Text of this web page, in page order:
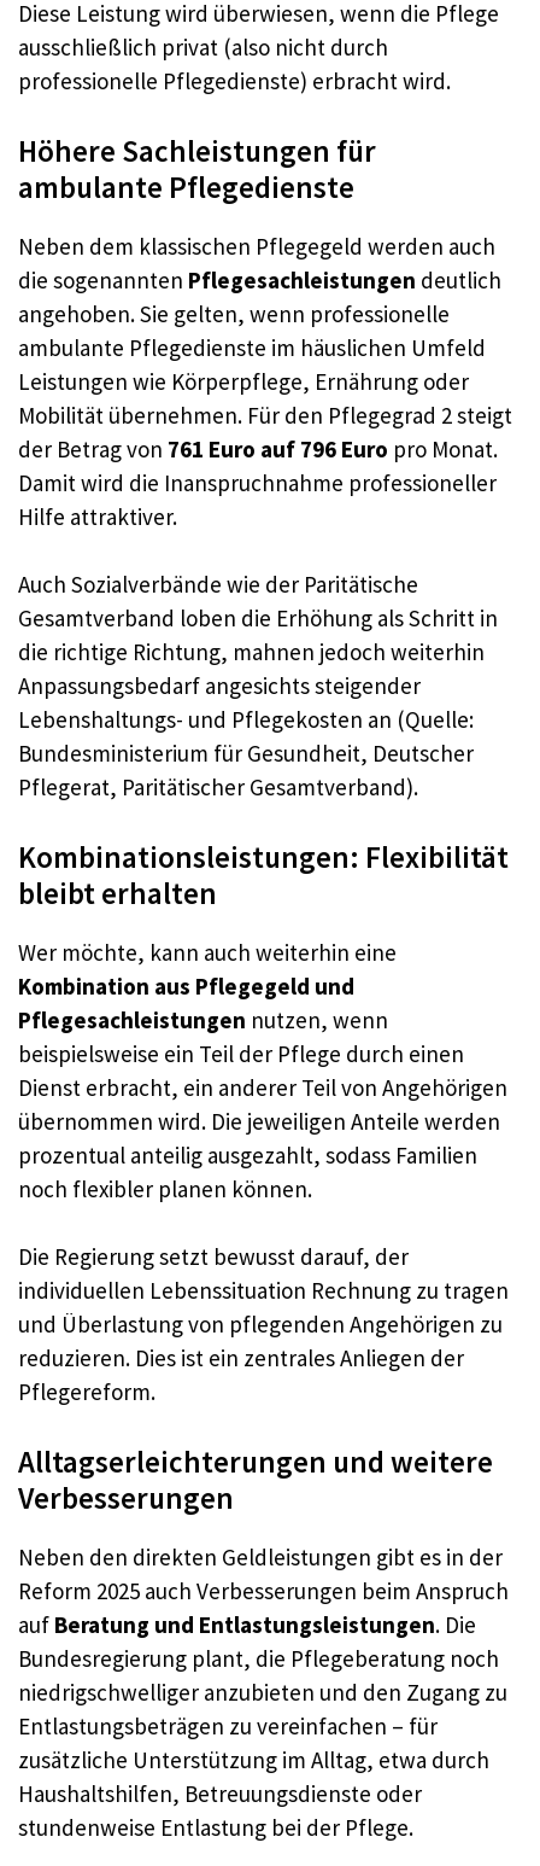
Diese Leistung wird überwiesen, wenn die Pflege
ausschließlich privat (also nicht durch
professionelle Pflegedienste) erbracht wird.
Höhere Sachleistungen für
ambulante Pflegedienste
Neben dem klassischen Pflegegeld werden auch
die sogenannten Pflegesachleistungen deutlich
angehoben. Sie gelten, wenn professionelle
ambulante Pflegedienste im häuslichen Umfeld
Leistungen wie Körperpflege, Ernährung oder
Mobilität übernehmen. Für den Pflegegrad 2 steigt
der Betrag von 761 Euro auf 796 Euro pro Monat.
Damit wird die Inanspruchnahme professioneller
Hilfe attraktiver.
Auch Sozialverbände wie der Paritätische
Gesamtverband loben die Erhöhung als Schritt in
die richtige Richtung, mahnen jedoch weiterhin
Anpassungsbedarf angesichts steigender
Lebenshaltungs- und Pflegekosten an (Quelle:
Bundesministerium für Gesundheit, Deutscher
Pflegerat, Paritätischer Gesamtverband).
Kombinationsleistungen: Flexibilität
bleibt erhalten
Wer möchte, kann auch weiterhin eine
Kombination aus Pflegegeld und
Pflegesachleistungen nutzen, wenn
beispielsweise ein Teil der Pflege durch einen
Dienst erbracht, ein anderer Teil von Angehörigen
übernommen wird. Die jeweiligen Anteile werden
prozentual anteilig ausgezahlt, sodass Familien
noch flexibler planen können.
Die Regierung setzt bewusst darauf, der
individuellen Lebenssituation Rechnung zu tragen
und Überlastung von pflegenden Angehörigen zu
reduzieren. Dies ist ein zentrales Anliegen der
Pflegereform.
Alltagserleichterungen und weitere
Verbesserungen
Neben den direkten Geldleistungen gibt es in der
Reform 2025 auch Verbesserungen beim Anspruch
auf Beratung und Entlastungsleistungen. Die
Bundesregierung plant, die Pflegeberatung noch
niedrigschwelliger anzubieten und den Zugang zu
Entlastungsbeträgen zu vereinfachen – für
zusätzliche Unterstützung im Alltag, etwa durch
Haushaltshilfen, Betreuungsdienste oder
stundenweise Entlastung bei der Pflege.